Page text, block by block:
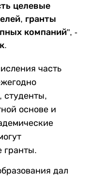
целевые
гранты
компаний", -
часть
студенты,
основе и
гранты.
дал